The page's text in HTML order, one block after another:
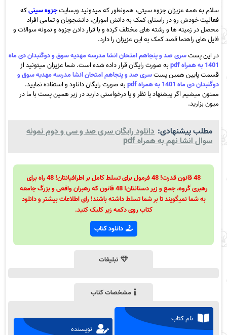
سلام به همه عزیزان جزوه سیتی، همونطور که میدونید وبسایتجزوه سیتیکه
فعالیت خودش رو در راستای کمک به دانش اموزان، دانشجویان و تمامی افراد
محصل در زمینه ها و رشته های مختلف کرده و با قرار دادن جزوه و نمونه سوالات و
فایل های راهنما قصد کمک به این عزیزان را دارد.
در این پستسری صد و پنجاهم امتحان انشا مدرسه مهدیه سوق و دوگنبدان دی ماه
1401 به همراه pdf
به صورت رایگان قرار داده شده است. شما عزیزان میتونید از
قسمت پایین همین پستسری صد و پنجاهم امتحان انشا مدرسه مهدیه سوق و
دوگنبدان دی ماه 1401 به همراه pdf
به صورت رایگان دانلود و استفاده نمایید.
ممنون میشیم اگر پیشنهاد یا نظر و یا درخواستی دارید در زیر همین پست با ما در
میون بزارید.
مطلب پیشنهادی: دانلود رایگان سری صد و سی و دوم نمونه
سوال انشا نهم به همراه pdf
48 قانون قدرت! 48 فرمول برای تسلط کامل بر اطرافیانتان! 48 راه برای
رهبری گروه، جمع و زیر دستانتان! 48 قانون که رهبران واقعی و بزرگ جامعه
به شما نمیگویند تا بر شما تسلط داشته باشند! رای اطلاعات بیشتر و دانلود
کتاب روی دکمه زیر کلیک کنید.
دانلود کتاب
تبلیغات
مشخصات کتاب
نام کتاب
نویسنده